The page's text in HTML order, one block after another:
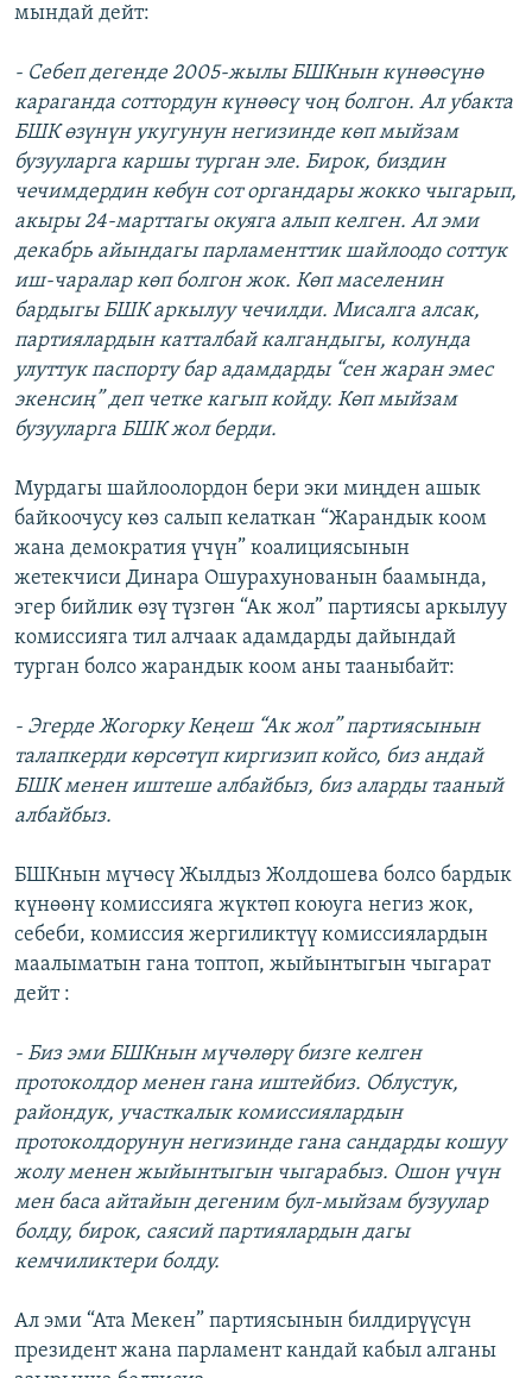
мындай дейт:
- Себеп дегенде 2005-жылы БШКнын күнөөсүнө
караганда соттордун күнөөсү чоң болгон. Ал убакта
БШК өзүнүн укугунун негизинде көп мыйзам
бузууларга каршы турган эле. Бирок, биздин
чечимдердин көбүн сот органдары жокко чыгарып,
акыры 24-марттагы окуяга алып келген. Ал эми
декабрь айындагы парламенттик шайлоодо соттук
иш-чаралар көп болгон жок. Көп маселенин
бардыгы БШК аркылуу чечилди. Мисалга алсак,
партиялардын катталбай калгандыгы, колунда
улуттук паспорту бар адамдарды “сен жаран эмес
экенсиң” деп четке кагып койду. Көп мыйзам
бузууларга БШК жол берди.
Мурдагы шайлоолордон бери эки миңден ашык
байкоочусу көз салып келаткан “Жарандык коом
жана демократия үчүн” коалициясынын
жетекчиси Динара Ошурахунованын баамында,
эгер бийлик өзү түзгөн “Ак жол” партиясы аркылуу
комиссияга тил алчаак адамдарды дайындай
турган болсо жарандык коом аны тааныбайт:
- Эгерде Жогорку Кеңеш “Ак жол” партиясынын
талапкерди көрсөтүп киргизип койсо, биз андай
БШК менен иштеше албайбыз, биз аларды тааный
албайбыз.
БШКнын мүчөсү Жылдыз Жолдошева болсо бардык
күнөөнү комиссияга жүктөп коюуга негиз жок,
себеби, комиссия жергиликтүү комиссиялардын
маалыматын гана топтоп, жыйынтыгын чыгарат
дейт :
- Биз эми БШКнын мүчөлөрү бизге келген
протоколдор менен гана иштейбиз. Облустук,
райондук, участкалык комиссиялардын
протоколдорунун негизинде гана сандарды кошуу
жолу менен жыйынтыгын чыгарабыз. Ошон үчүн
мен баса айтайын дегеним бул-мыйзам бузуулар
болду, бирок, саясий партиялардын дагы
кемчиликтери болду.
Ал эми “Ата Мекен” партиясынын билдирүүсүн
президент жана парламент кандай кабыл алганы